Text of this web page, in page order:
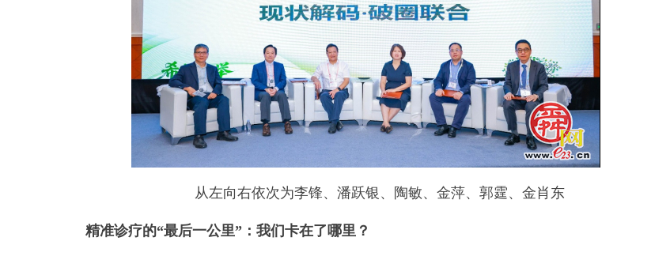
从左向右依次为李锋、潘跃银、陶敏、金萍、郭霆、金肖东
精准诊疗的“最后一公里”：我们卡在了哪里？